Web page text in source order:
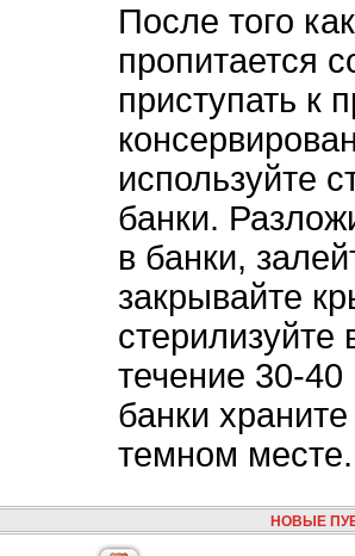
После того
пропитается
приступать к
используйте
банки.
в банки,
закрывайте
течение 30-
банки
темном месте.
НОВЫЕ